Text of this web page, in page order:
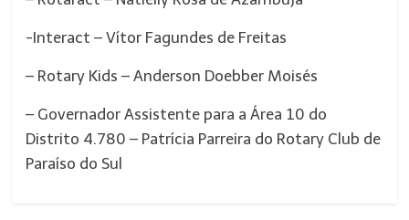
-Interact – Vítor Fagundes de Freitas
– Rotary Kids – Anderson Doebber Moisés
– Governador Assistente para a Área 10 do
Distrito 4.780 – Patrícia Parreira do Rotary Club de
Paraíso do Sul